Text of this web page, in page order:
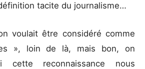
tacite du journalisme…
voulait être considéré comme
», loin de là, mais bon, on
reconnaissance nous